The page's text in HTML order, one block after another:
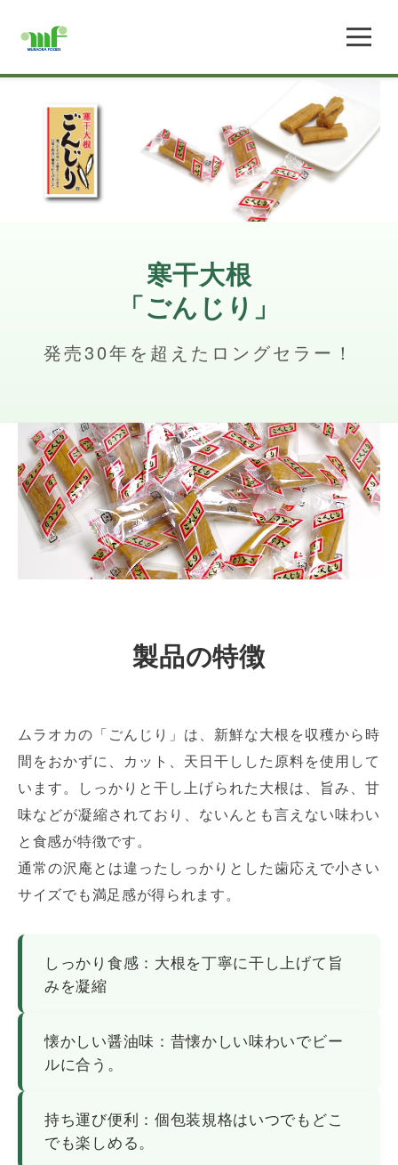
寒干大根
「ごんじり」
発売30年を超えたロングセラー！
製品の特徴
ムラオカの「ごんじり」は、新鮮な大根を収穫から時
間をおかずに、カット、天日干しした原料を使用して
います。しっかりと干し上げられた大根は、旨み、甘
味などが凝縮されており、ないんとも言えない味わい
と食感が特徴です。
通常の沢庵とは違ったしっかりとした歯応えで小さい
サイズでも満足感が得られます。
しっかり食感：大根を丁寧に干し上げて旨
みを凝縮
懐かしい醤油味：昔懐かしい味わいでビー
ルに合う。
持ち運び便利：個包装規格はいつでもどこ
でも楽しめる。